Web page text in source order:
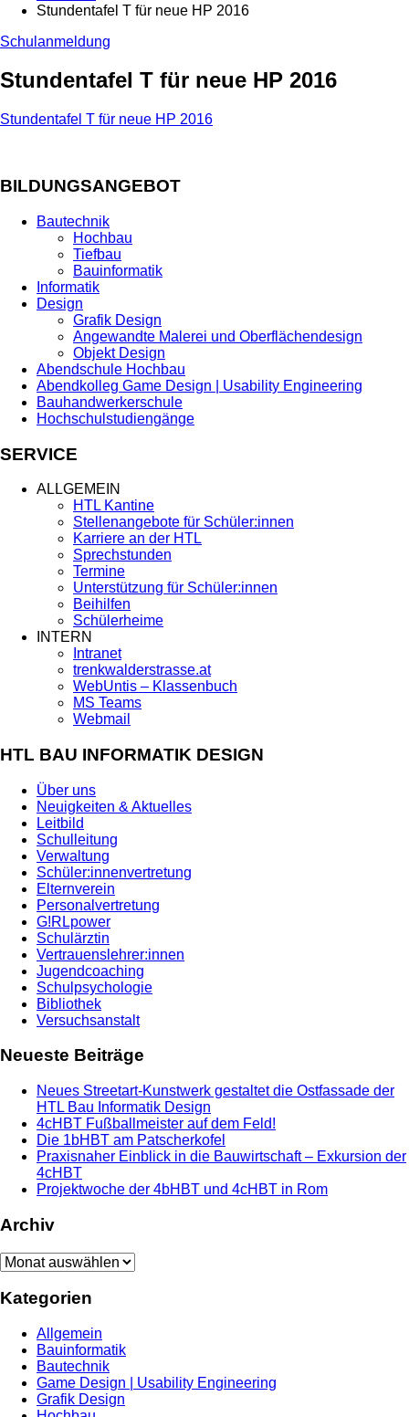
Stundentafel T für neue HP 2016
Schulanmeldung
Stundentafel T für neue HP 2016
Stundentafel T für neue HP 2016
BILDUNGSANGEBOT
Bautechnik
Hochbau
Tiefbau
Bauinformatik
Informatik
Design
Grafik Design
Angewandte Malerei und Oberflächendesign
Objekt Design
Abendschule Hochbau
Abendkolleg Game Design | Usability Engineering
Bauhandwerkerschule
Hochschulstudiengänge
SERVICE
ALLGEMEIN
HTL Kantine
Stellenangebote für Schüler:innen
Karriere an der HTL
Sprechstunden
Termine
Unterstützung für Schüler:innen
Beihilfen
Schülerheime
INTERN
Intranet
trenkwalderstrasse.at
WebUntis – Klassenbuch
MS Teams
Webmail
HTL BAU INFORMATIK DESIGN
Über uns
Neuigkeiten & Aktuelles
Leitbild
Schulleitung
Verwaltung
Schüler:innenvertretung
Elternverein
Personalvertretung
G!RLpower
Schulärztin
Vertrauenslehrer:innen
Jugendcoaching
Schulpsychologie
Bibliothek
Versuchsanstalt
Neueste Beiträge
Neues Streetart-Kunstwerk gestaltet die Ostfassade der
HTL Bau Informatik Design
4cHBT Fußballmeister auf dem Feld!
Die 1bHBT am Patscherkofel
Praxisnaher Einblick in die Bauwirtschaft – Exkursion der
4cHBT
Projektwoche der 4bHBT und 4cHBT in Rom
Archiv
Archiv
Kategorien
Allgemein
Bauinformatik
Bautechnik
Game Design | Usability Engineering
Grafik Design